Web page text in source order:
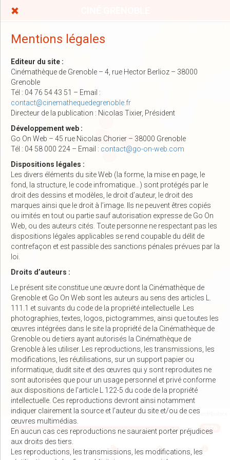
| ©, ©©contributors
2026
Mentions légales
Editeur du site :
Cinémathèque de Grenoble – 4, rue Hector Berlioz – 38000
Grenoble
Tél : 04 76 54 43 51 – Email :
contact@cinemathequedegrenoble.fr
Directeur de la publication : Nicolas Tixier, Président
Développement web :
Go On Web – 45 rue Nicolas Chorier – 38000 Grenoble
Tél : 04 58 000 224 – Email : contact@go-on-web.com
Dispositions légales :
Les divers éléments du site Web (la forme, la mise en page, le
fond, la structure, le code infromatique…) sont protégés par le
droit des dessins et modèles, le droit d’auteur, le droit des
marques ainsi que le droit à l’image. Ils ne peuvent êtres copiés
ou imités en tout ou partie sauf autorisation expresse de Go On
Web, ou des auteurs cités. Toute personne ne respectant pas les
dispositions légales applicables se rend coupable du délit de
contrefaçon et est passible des sanctions pénales prévues par la
loi.
Droits d’auteurs :
Le présent site constitue une œuvre dont la Cinémathèque de
Grenoble et Go On Web sont les auteurs au sens des articles L.
111.1 et suivants du code de la propriété intellectuelle. Les
photographies, textes, logos, pictogrammes, ainsi que toutes les
œuvres intégrées dans le site la propriété de la Cinémathèque de
Grenoble ou de tiers ayant autorisés la Cinémathèque de
Grenoble à les utiliser. Les reproductions, les transmissions, les
modifications, les réutilisations, sur un support papier ou
informatique, dudit site et des œuvres qui y sont reproduites ne
sont autorisées que pour un usage personnel et privé conforme
aux dispositions de l’article L 122-5 du code de la propriété
intellectuelle. Ces reproductions devront ainsi notamment
indiquer clairement la source et l’auteur du site et/ou de ces
œuvres multimédias.
En aucun cas ces reproductions ne sauraient porter préjudices
aux droits des tiers.
Les reproductions, les transmissions, les modifications, les